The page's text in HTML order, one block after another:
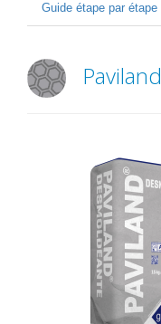
Guide étape par étape
Paviland